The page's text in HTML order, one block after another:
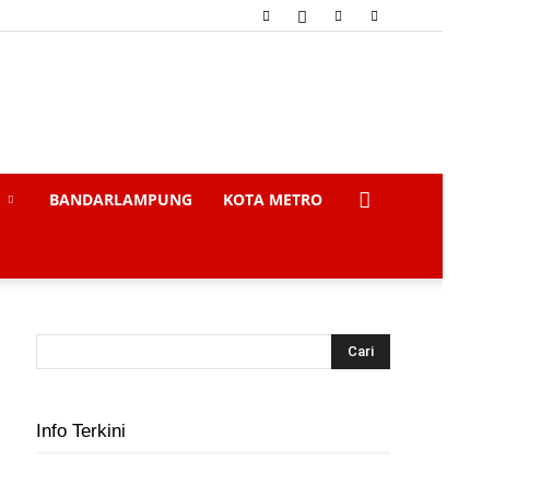
BANDARLAMPUNG KOTA METRO
Info Terkini